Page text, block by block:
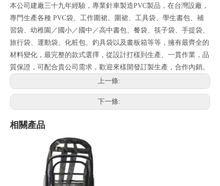
本公司建廠三十九年經驗，專業針車製造PVC製品，在台灣設廠，
專門生產各種 PVC袋、工作圍裙、圍裙、工具袋、學生書包、補
習袋、幼稚園／國小／國中／高中書包、餐袋、筷子袋、手提袋、
旅行袋、運動袋、化粧包、釣具袋以及畫板箱等等，擁有最齊全的
材料變化，最完整的款式選擇，從設計打樣到生產、一貫作業，品
質保證，可配合貴公司需求，歡迎來樣開發訂製生產，合作內銷。
上一條:
下一條:
相關產品